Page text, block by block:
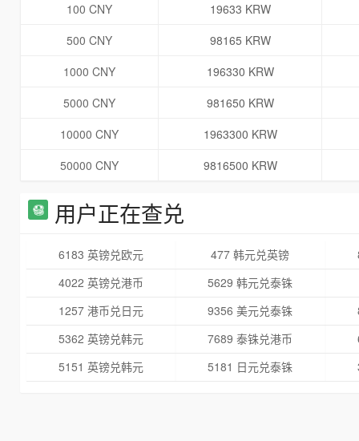
100 CNY
19633 KRW
500 CNY
98165 KRW
1000 CNY
196330 KRW
5000 CNY
981650 KRW
10000 CNY
1963300 KRW
50000 CNY
9816500 KRW
用户正在查兑
6183 英镑兑欧元 477 韩元兑英镑
4022 英镑兑港币
5629 韩元兑泰铢
1257 港币兑日元
9356 美元兑泰铢
5362 英镑兑韩元
7689 泰铢兑港币
5151 英镑兑韩元
5181 日元兑泰铢